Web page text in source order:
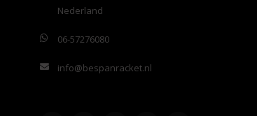
Nederland
06-57276080
info@bespanracket.nl